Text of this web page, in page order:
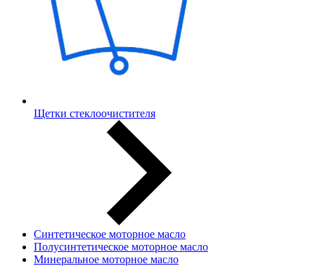
Щетки стеклоочистителя
Синтетическое моторное масло
Полусинтетическое моторное масло
Минеральное моторное масло